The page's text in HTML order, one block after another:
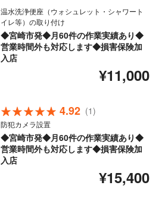
温水洗浄便座（ウォシュレット・シャワート
イレ等）の取り付け
◆宮崎市発◆月60件の作業実績あり◆
営業時間外も対応します◆損害保険加
入店
¥11,000
4.92 (1)
防犯カメラ設置
◆宮崎市発◆月60件の作業実績あり◆
営業時間外も対応します◆損害保険加
入店
¥15,400